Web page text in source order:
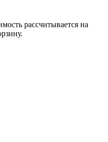
рассчитывается на